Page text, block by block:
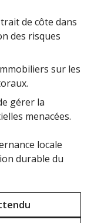
de côte dans
des risques
sur les
gérer la
menacées.
locale
durable du